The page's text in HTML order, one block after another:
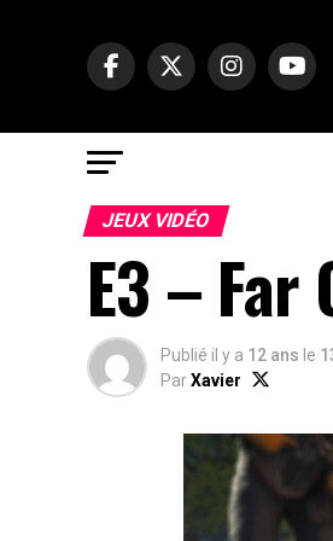
JEUX VIDÉO
E3 – Far
Publié il y a 12 ans le
ParXavier